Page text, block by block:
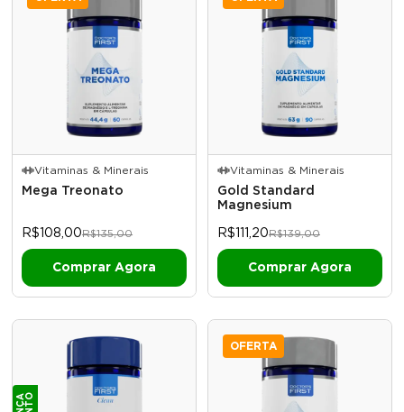
Vitaminas & Minerais
Mega Treonato
R$108,00R$135,00
Vitaminas & Minerais
Gold Standard
Magnesium
R$111,20R$139,00
OFERTA